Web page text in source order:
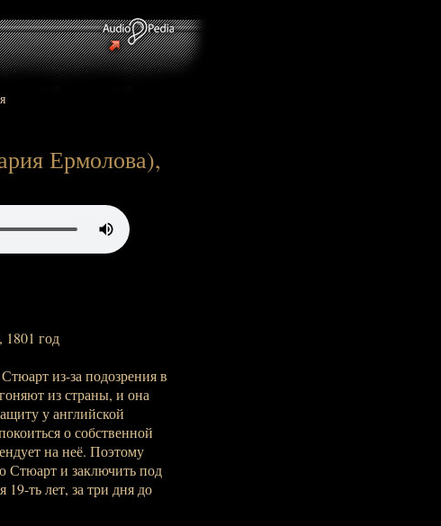
Ермолова),
год
из-за подозрения в
из страны, и она
у английской
о собственной
на неё. Поэтому
Стюарт и заключить под
19-ть лет, за три дня до